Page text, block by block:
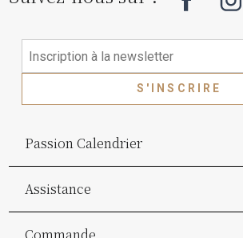
S'INSCRIRE
Passion Calendrier
Assistance